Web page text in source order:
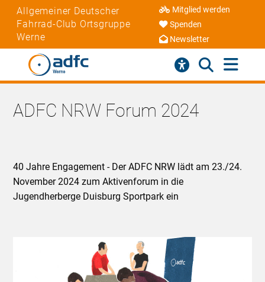
Allgemeiner Deutscher
Fahrrad-Club Ortsgruppe
Werne
Mitglied werden
Spenden
Newsletter
ADFC NRW Forum 2024
40 Jahre Engagement - Der ADFC NRW lädt am 23./24.
November 2024 zum Aktivenforum in die
Jugendherberge Duisburg Sportpark ein